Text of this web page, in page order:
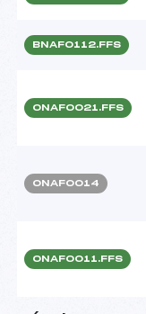
BNAF0112.FFS
ONAF0021.FFS
ONAF0014
ONAF0011.FFS